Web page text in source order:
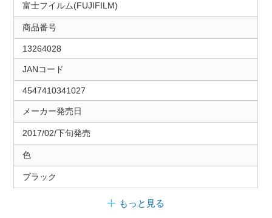
富士フイルム(FUJIFILM)
商品番号
13264028
JANコード
4547410341027
メーカー発売日
2017/02/下旬発売
色
ブラック
もっと見る